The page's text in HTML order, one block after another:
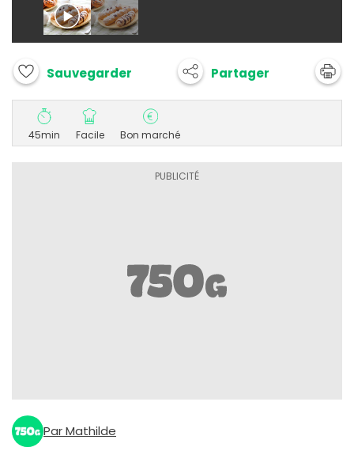
Sauvegarder Partager
45min Facile Bon marché
Par Mathilde